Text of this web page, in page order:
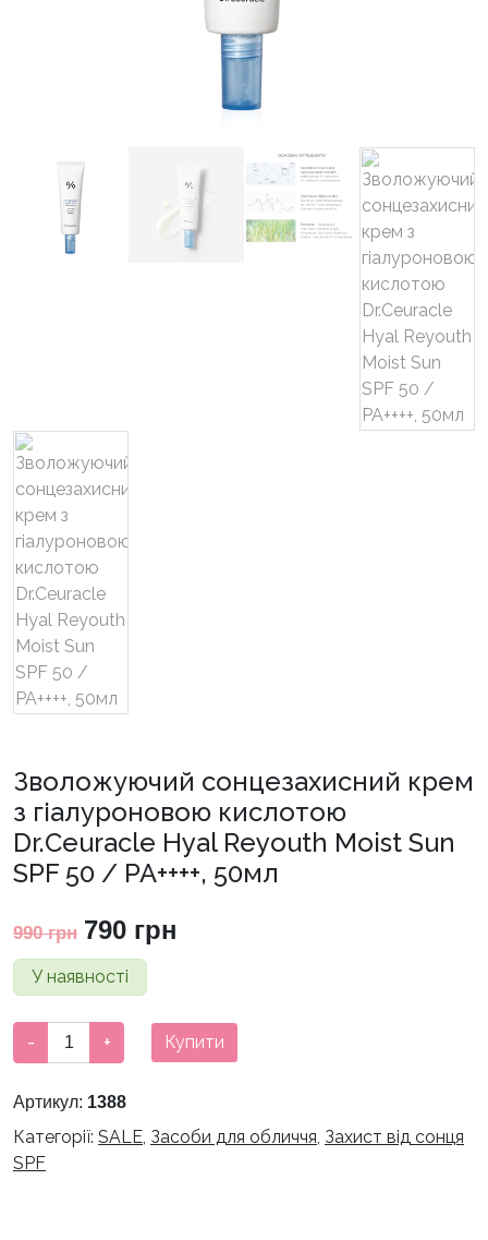
Зволожуючий сонцезахисний крем
з гіалуроновою кислотою
Dr.Ceuracle Hyal Reyouth Moist Sun
SPF 50 / PA++++, 50мл
990грн Оригінальна
ціна:
790 грн
У наявності
Зволожуючий
сонцезахисний
з
гіалуроновою
кислотою
- + Купити
Артикул: 1388
Категорії: SALE, Засоби для обличчя, Захист від сонця
SPF